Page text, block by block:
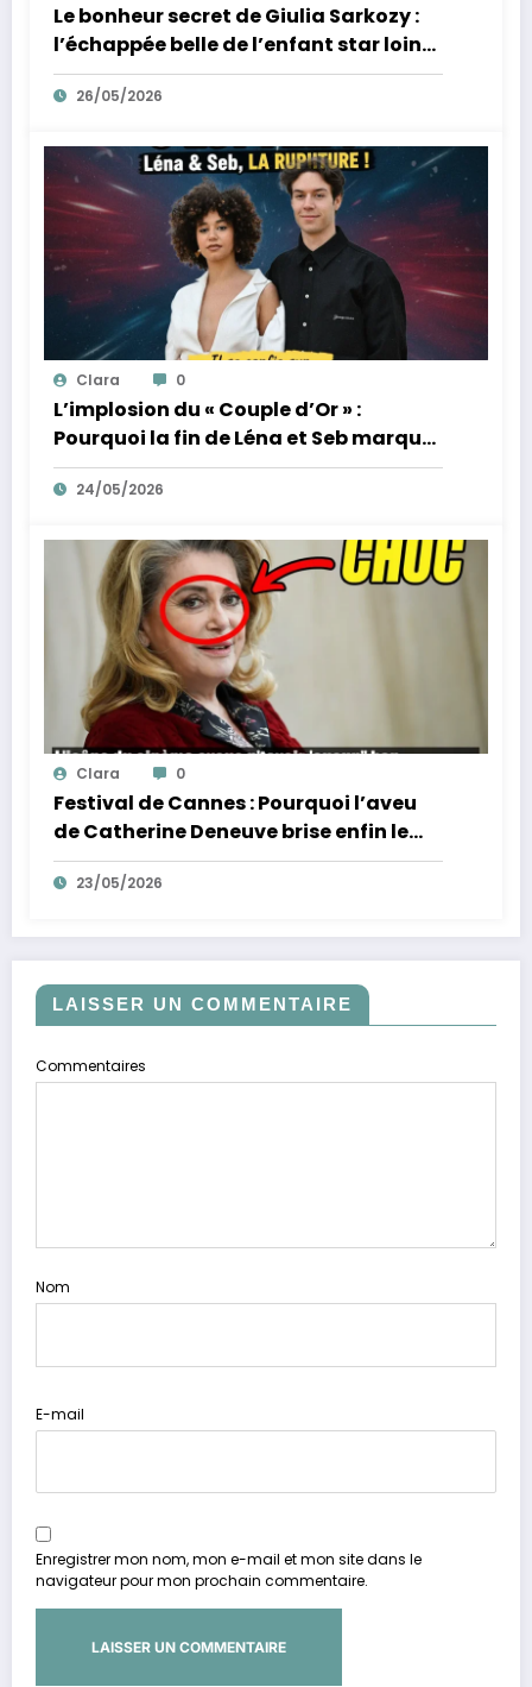
Le bonheur secret de Giulia Sarkozy :
l’échappée belle de l’enfant star loin
des tumultes familiaux.
26/05/2026
Clara 0
L’implosion du « Couple d’Or » :
Pourquoi la fin de Léna et Seb marque
la fin de l’innocence sur YouTube
24/05/2026
Clara 0
Festival de Cannes : Pourquoi l’aveu
de Catherine Deneuve brise enfin le
mythe de la Croisette
23/05/2026
LAISSER UN COMMENTAIRE
Commentaires
Nom
E-mail
Enregistrer mon nom, mon e-mail et mon site dans le
navigateur pour mon prochain commentaire.